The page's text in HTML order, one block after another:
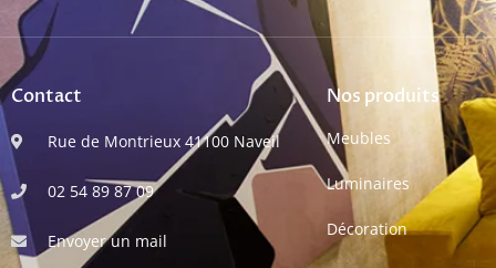
Contact
Rue de Montrieux 41100 Naveil
02 54 89 87 09
Envoyer un mail
Nos produits
Meubles
Luminaires
Décoration